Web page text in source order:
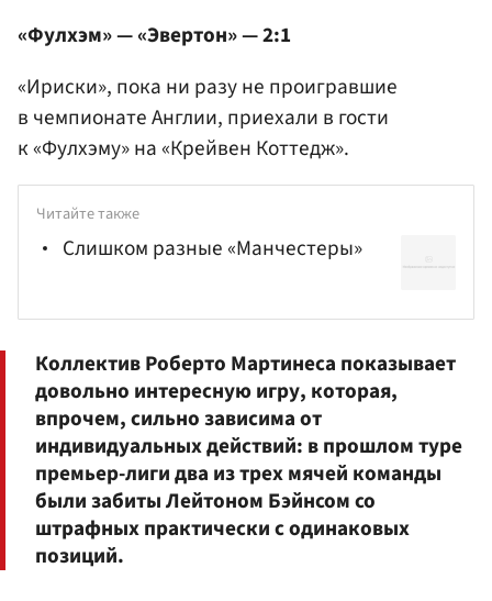
«Фулхэм» — «Эвертон» — 2:1
«Ириски», пока ни разу не проигравшие
в чемпионате Англии, приехали в гости
к «Фулхэму» на «Крейвен Коттедж».
Читайте также
Слишком разные «Манчестеры»
КоллективРоберто Мартинеса показывает
довольно интересную игру, которая,
впрочем, сильно зависима от
индивидуальных действий: в прошлом туре
премьер-лиги два из трех мячей команды
были забиты Лейтоном Бэйнсом со
штрафных практически с одинаковых
позиций.